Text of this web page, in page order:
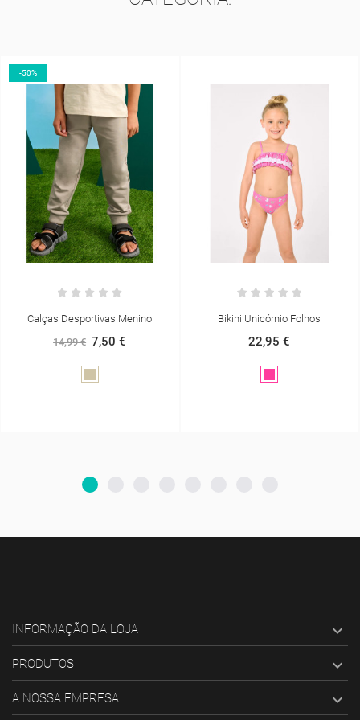
-50%
Calças Desportivas Menino
14,99 € 7,50 €
Bikini Unicórnio Folhos
22,95 €
INFORMAÇÃO DA LOJA 
PRODUTOS 
A NOSSA EMPRESA 